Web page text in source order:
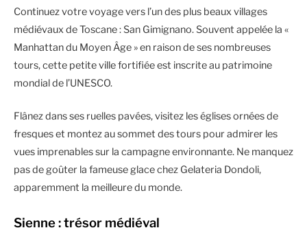
Continuez votre voyage vers l’un des plus beaux villages
médiévaux de Toscane : San Gimignano. Souvent appelée la «
Manhattan du Moyen Âge » en raison de ses nombreuses
tours, cette petite ville fortifiée est inscrite au patrimoine
mondial de l’UNESCO.
Flânez dans ses ruelles pavées, visitez les églises ornées de
fresques et montez au sommet des tours pour admirer les
vues imprenables sur la campagne environnante. Ne manquez
pas de goûter la fameuse glace chez Gelateria Dondoli,
apparemment la meilleure du monde.
Sienne : trésor médiéval